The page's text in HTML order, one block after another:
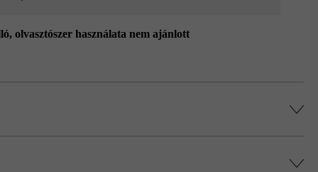
olvasztószer használata nem ajánlott